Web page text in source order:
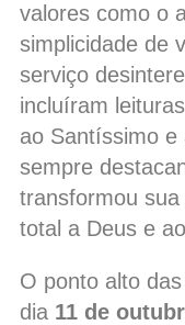
valores como o
simplicidade de
serviço
incluíram
ao Santíssimo e
sempre
transformou
total a Deus e
O ponto alto
dia 11 de